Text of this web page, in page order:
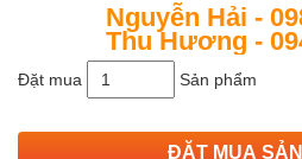
Nguyễn Hải -
Thu Hương -
Đặt mua Sản phẩm
ĐẶT MUA